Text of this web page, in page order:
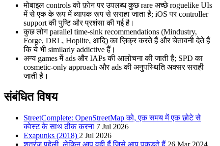
मोबाइल controls को फ़ोन पर उपलब्ध कुछ rare अच्छे roguelike UIs
में से एक के रूप में व्यापक रूप से सराहा जाता है; iOS पर controller
support की पुष्टि और प्रशंसा की गई है।
कुछ लोग parallel time‑sink recommendations (Mindustry,
Forge, DRL, Hoplite, आदि) का ज़िक्र करते हैं और चेतावनी देते हैं
कि ये भी similarly addictive हैं।
अन्य games में ads और IAPs की आलोचना की जाती है; SPD का
cosmetic-only approach और ads की अनुपस्थिति अक्सर सराही
जाती है।
संबंधित विषय
StreetComplete: OpenStreetMap को, एक समय में एक छोटे से
क्वेस्ट के साथ ठीक करना 7 Jul 2026
Exapunks (2018) 2 Jul 2026
शतरंज पहेली, लेकिन आप वही हैं जिसे आप पकड़ते हैं 26 Mar 2024